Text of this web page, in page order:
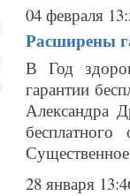
04 февраля
Расширены
В Год
гарантии
Александра
28 января